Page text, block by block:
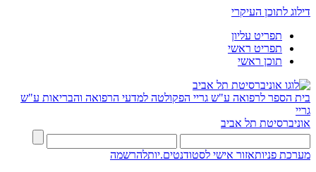
דילוג לתוכן העיקרי
תפריט עליון
תפריט ראשי
תוכן ראשי
בית הספר לרפואה ע"ש גריי הפקולטה למדעי הרפואה והבריאות ע"ש
גריי
אוניברסיטת תל אביב
מערכת פניותאזור אישי לסטודנטים.יותלהרשמה